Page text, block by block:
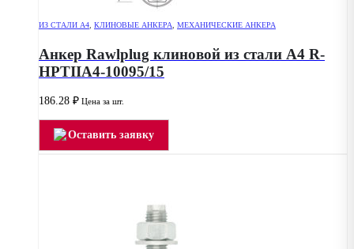
ИЗ СТАЛИ А4 КЛИНОВЫЕ АНКЕРА МЕХАНИЧЕСКИЕ АНКЕРА
Анкер Rawlplug клиновой из стали А4 R-
HPTIIA4-10095/15
186.28 ₽ Цена за шт.
Оставить заявку